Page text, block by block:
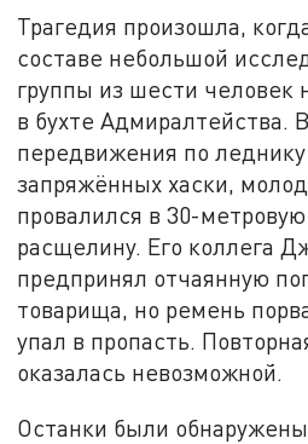
Трагедия произошла,
составе небольшой
группы из шести человек
в бухте Адмиралтейства.
передвижения по леднику
запряжённых хаски,
провалился в 30-
расщелину. Его коллега
предпринял отчаянную
товарища, но ремень
упал в пропасть.
оказалась невозможной.
Останки были обнаружены